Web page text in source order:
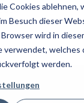
Cookies ablehnen,
Besuch dieser
wird in
verwendet, welches
werden.